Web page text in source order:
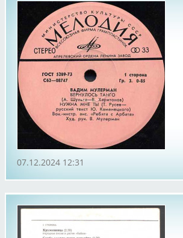
07.12.2024 12:31